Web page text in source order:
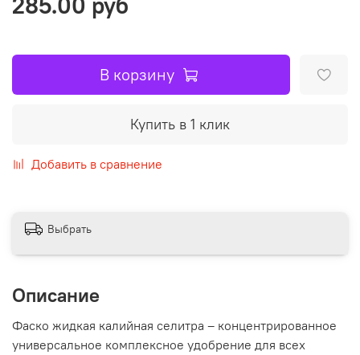
В корзину
Купить в 1 клик
Добавить в сравнение
Выбрать
Описание
Фаско жидкая калийная селитра – концентрированное
универсальное комплексное удобрение для всех